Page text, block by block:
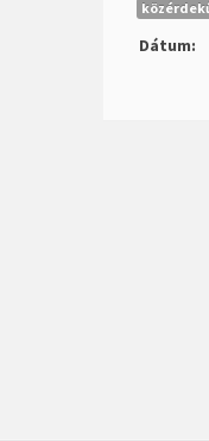
Dátum: